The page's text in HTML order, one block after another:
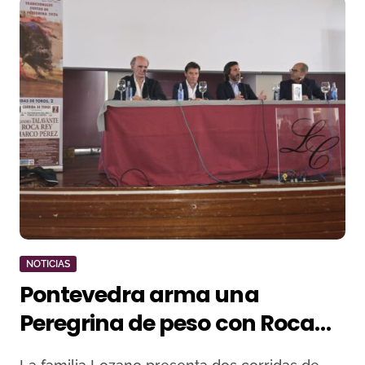
NOTICIAS
Pontevedra arma una
Peregrina de peso con Roca
Rey, Talavante, Castella,